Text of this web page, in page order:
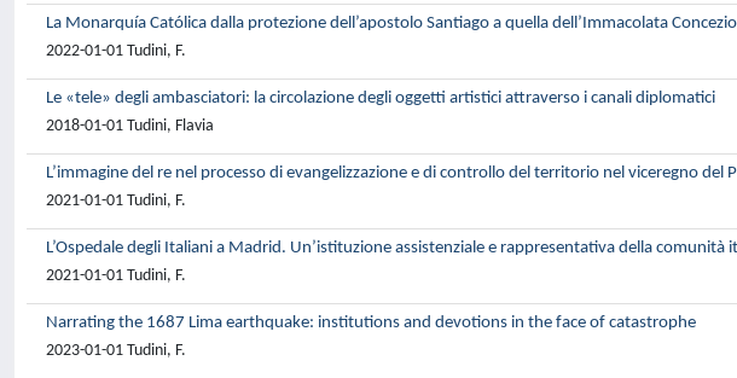
La Monarquía Católica dalla protezione dell’apostolo Santiago a quella dell’Immacolata
2022-01-01 Tudini, F.
Le «tele» degli ambasciatori: la circolazione degli oggetti artistici attraverso i canali diplomatici
2018-01-01 Tudini, Flavia
L’immagine del re nel processo di evangelizzazione e di controllo del territorio nel viceregno
2021-01-01 Tudini, F.
L’Ospedale degli Italiani a Madrid. Un’istituzione assistenziale e rappresentativa della comunità
2021-01-01 Tudini, F.
Narrating the 1687 Lima earthquake: institutions and devotions in the face of catastrophe
2023-01-01 Tudini, F.